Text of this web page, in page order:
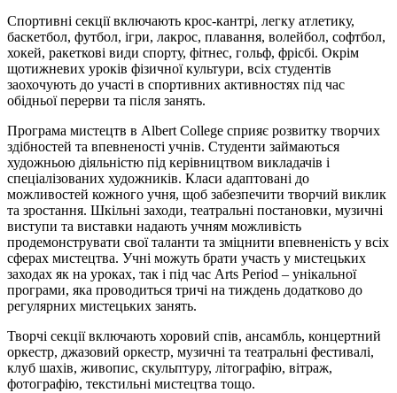
Спортивні секції включають крос-кантрі, легку атлетику,
баскетбол, футбол, ігри, лакрос, плавання, волейбол, софтбол,
хокей, ракеткові види спорту, фітнес, гольф, фрісбі. Окрім
щотижневих уроків фізичної культури, всіх студентів
заохочують до участі в спортивних активностях під час
обідньої перерви та після занять.
Програма мистецтв в Albert College сприяє розвитку творчих
здібностей та впевненості учнів. Студенти займаються
художньою діяльністю під керівництвом викладачів і
спеціалізованих художників. Класи адаптовані до
можливостей кожного учня, щоб забезпечити творчий виклик
та зростання. Шкільні заходи, театральні постановки, музичні
виступи та виставки надають учням можливість
продемонструвати свої таланти та зміцнити впевненість у всіх
сферах мистецтва. Учні можуть брати участь у мистецьких
заходах як на уроках, так і під час Arts Period – унікальної
програми, яка проводиться тричі на тиждень додатково до
регулярних мистецьких занять.
Творчі секції включають хоровий спів, ансамбль, концертний
оркестр, джазовий оркестр, музичні та театральні фестивалі,
клуб шахів, живопис, скульптуру, літографію, вітраж,
фотографію, текстильні мистецтва тощо.